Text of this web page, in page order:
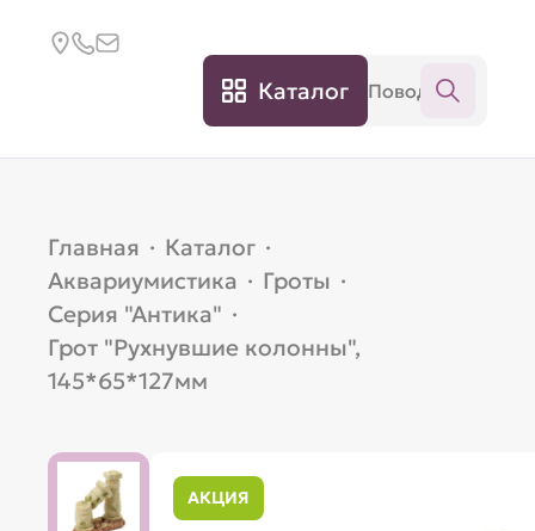
Каталог
Главная · Каталог ·
Аквариумистика · Гроты ·
Серия "Антика" ·
Грот "Рухнувшие колонны",
145*65*127мм
АКЦИЯ